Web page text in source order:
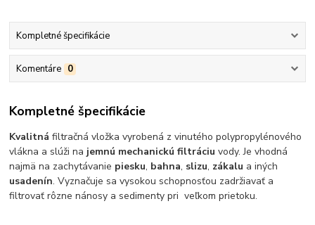
Kompletné špecifikácie
Komentáre 0
Kompletné špecifikácie
Kvalitná filtračná vložka vyrobená z vinutého polypropylénového
vlákna a slúži na jemnú mechanickú filtráciu vody. Je vhodná
najmä na zachytávanie piesku, bahna, slizu, zákalu a iných
usadenín. Vyznačuje sa vysokou schopnosťou zadržiavať a
filtrovať rôzne nánosy a sedimenty pri veľkom prietoku.